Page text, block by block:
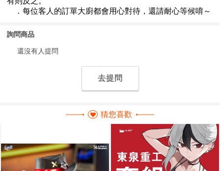
詢問商品
還沒有人提問
去提問
猜您喜歡